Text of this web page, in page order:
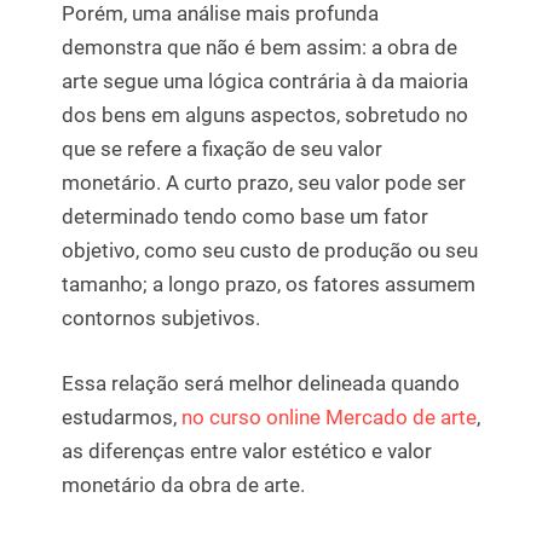
Porém, uma análise mais profunda
demonstra que não é bem assim: a obra de
arte segue uma lógica contrária à da maioria
dos bens em alguns aspectos, sobretudo no
que se refere a fixação de seu valor
monetário. A curto prazo, seu valor pode ser
determinado tendo como base um fator
objetivo, como seu custo de produção ou seu
tamanho; a longo prazo, os fatores assumem
contornos subjetivos.
Essa relação será melhor delineada quando
estudarmos, no curso online Mercado de arte,
as diferenças entre valor estético e valor
monetário da obra de arte.